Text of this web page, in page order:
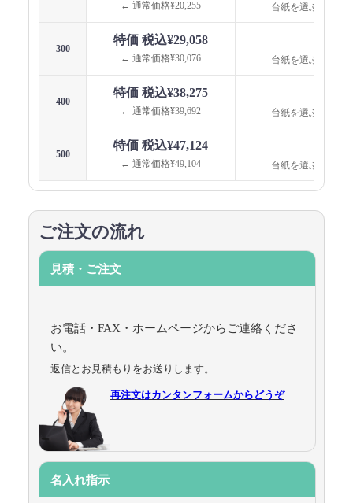
← 通常価格¥20,255
台紙を選ぶと価格
300
特価 税込¥29,058
← 通常価格¥30,076 台紙を選ぶと価格
400
特価 税込¥38,275
← 通常価格¥39,692 台紙を選ぶと価格
500
特価 税込¥47,124
← 通常価格¥49,104 台紙を選ぶと価格
ご注文の流れ
見積・ご注文
お電話・FAX・ホームページからご連絡くださ
い。
返信とお見積もりをお送りします。
再注文はカンタンフォームからどうぞ
名入れ指示